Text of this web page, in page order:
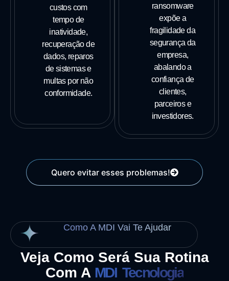
custos com
tempo de
inatividade,
recuperação de
dados, reparos
de sistemas e
multas por não
conformidade.
ransomware
expõe a
fragilidade da
segurança da
empresa,
abalando a
confiança de
clientes,
parceiros e
investidores.
Quero evitar esses problemas!
Como A MDI Vai Te Ajudar
Veja Como Será Sua Rotina
Com A MDI Tecnologia